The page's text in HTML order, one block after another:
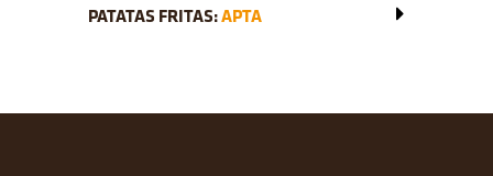
PATATAS FRITAS:APTA